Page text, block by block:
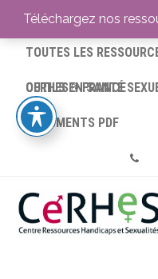
ACCUEIL
TOUTES LES
CERHES® FRANCE
OUTILS EN SANTÉ
DOCUMENTS PDF
Phone
Téléchargez nos